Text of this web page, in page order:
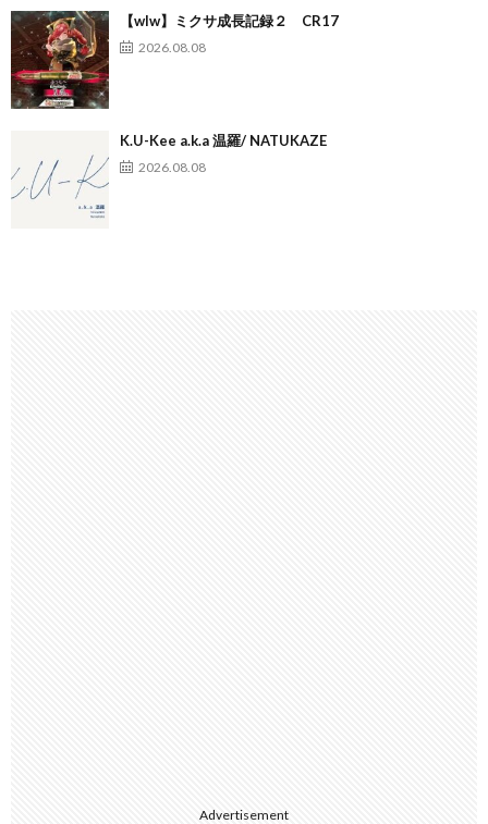
【wlw】ミクサ成長記録２ CR17
2026.08.08
K.U-Kee a.k.a 温羅/ NATUKAZE
2026.08.08
Advertisement